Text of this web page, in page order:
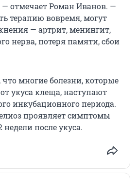
— отмечает Роман Иванов. —
терапию вовремя, могут
— артрит, менингит,
нерва, потеря памяти, сбои
многие болезни, которые
укуса клеща, наступают
инкубационного периода.
проявляет симптомы
недели после укуса.